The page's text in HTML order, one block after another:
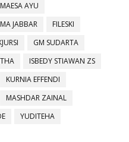
AYU
JABBAR
FILESKI
GM SUDARTA
ISBEDY STIAWAN ZS
KURNIA EFFENDI
MASHDAR ZAINAL
YUDITEHA